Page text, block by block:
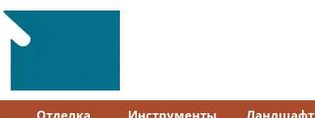
Отделка Инструменты Ландшафт